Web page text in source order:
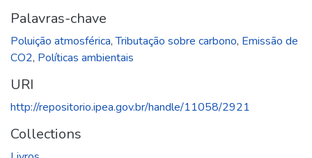
Palavras-chave
Poluição atmosférica,Tributação sobre carbono, Emissão de
CO2, Políticas ambientais
URI
http://repositorio.ipea.gov.br/handle/11058/2921
Collections